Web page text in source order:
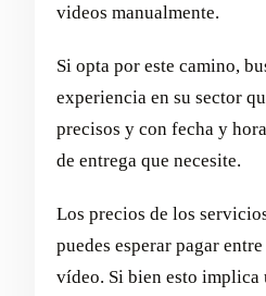
videos manualmente.
Si opta por este camino,
experiencia en su sector
precisos y con fecha y
de entrega que necesite.
Los precios de los
puedes esperar pagar
vídeo. Si bien esto